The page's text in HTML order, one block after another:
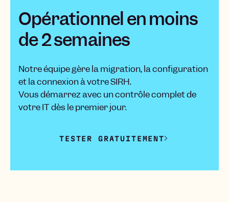
Opérationnel en moins
de 2 semaines
Notre équipe gère la migration, la configuration
et la connexion à votre SIRH.
Vous démarrez avec un contrôle complet de
votre IT dès le premier jour.
TESTER GRATUITEMENT